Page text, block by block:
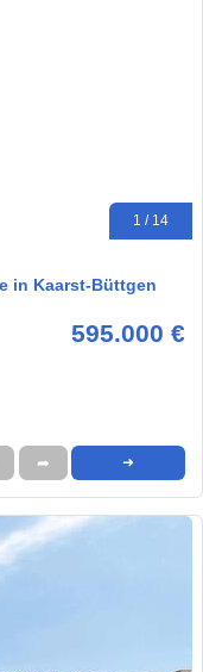
1 / 14
in Kaarst-Büttgen
595.000 €
➦ ➜